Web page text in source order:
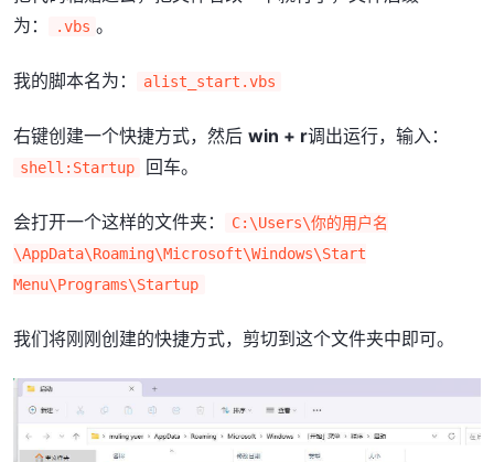
为：
.vbs 。
我的脚本名为： alist_start.vbs
右键创建一个快捷方式，然后 win + r调出运行，输入：
shell:Startup 回车。
会打开一个这样的文件夹：
C:\Users\你的用户名
\AppData\Roaming\Microsoft\Windows\Start
Menu\Programs\Startup
我们将刚刚创建的快捷方式，剪切到这个文件夹中即可。